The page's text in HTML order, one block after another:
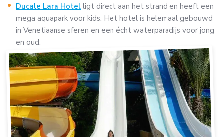
Ducale Lara Hotel ligt direct aan het strand en heeft een
mega aquapark voor kids. Het hotel is helemaal gebouwd
in Venetiaanse sferen en een écht waterparadijs voor jong
en oud.